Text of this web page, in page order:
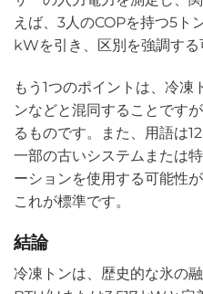
えば、3人のCOPを持つ5ト
kWを引き、区別を強調する
もう1つのポイントは、冷凍
ンなどと混同することです
るものです。また、用語は
一部の古いシステムまたは
ーションを使用する可能性
これが標準です。
結論
冷凍トンは、歴史的な氷の